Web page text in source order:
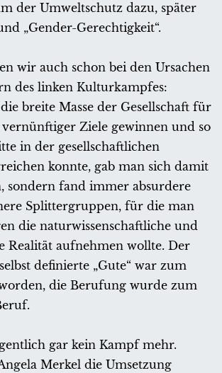
der Umweltschutz dazu, später
„Gender-Gerechtigkeit“.
wir auch schon bei den Ursachen
des linken Kulturkampfes:
breite Masse der Gesellschaft für
Ziele gewinnen und so
in der gesellschaftlichen
konnte, gab man sich damit
sondern fand immer absurdere
Splittergruppen, für die man
die naturwissenschaftliche und
Realität aufnehmen wollte. Der
definierte „Gute“ war zum
die Berufung wurde zum
gar kein Kampf mehr.
Merkel die Umsetzung